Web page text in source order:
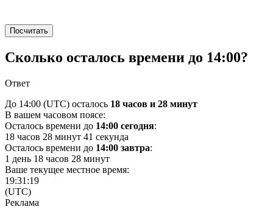
Посчитать
Сколько осталось времени до 14:00?
Ответ
До 14:00 (UTC) осталось 18 часов и 28 минут
В вашем часовом поясе:
Осталось времени до 14:00 сегодня:
18 часов 28 минут 41 секунда
Осталось времени до 14:00 завтра:
1 день 18 часов 28 минут
Ваше текущее местное время:
19:31:19
(UTC)